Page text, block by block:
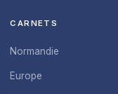
CARNETS
Normandie
Europe